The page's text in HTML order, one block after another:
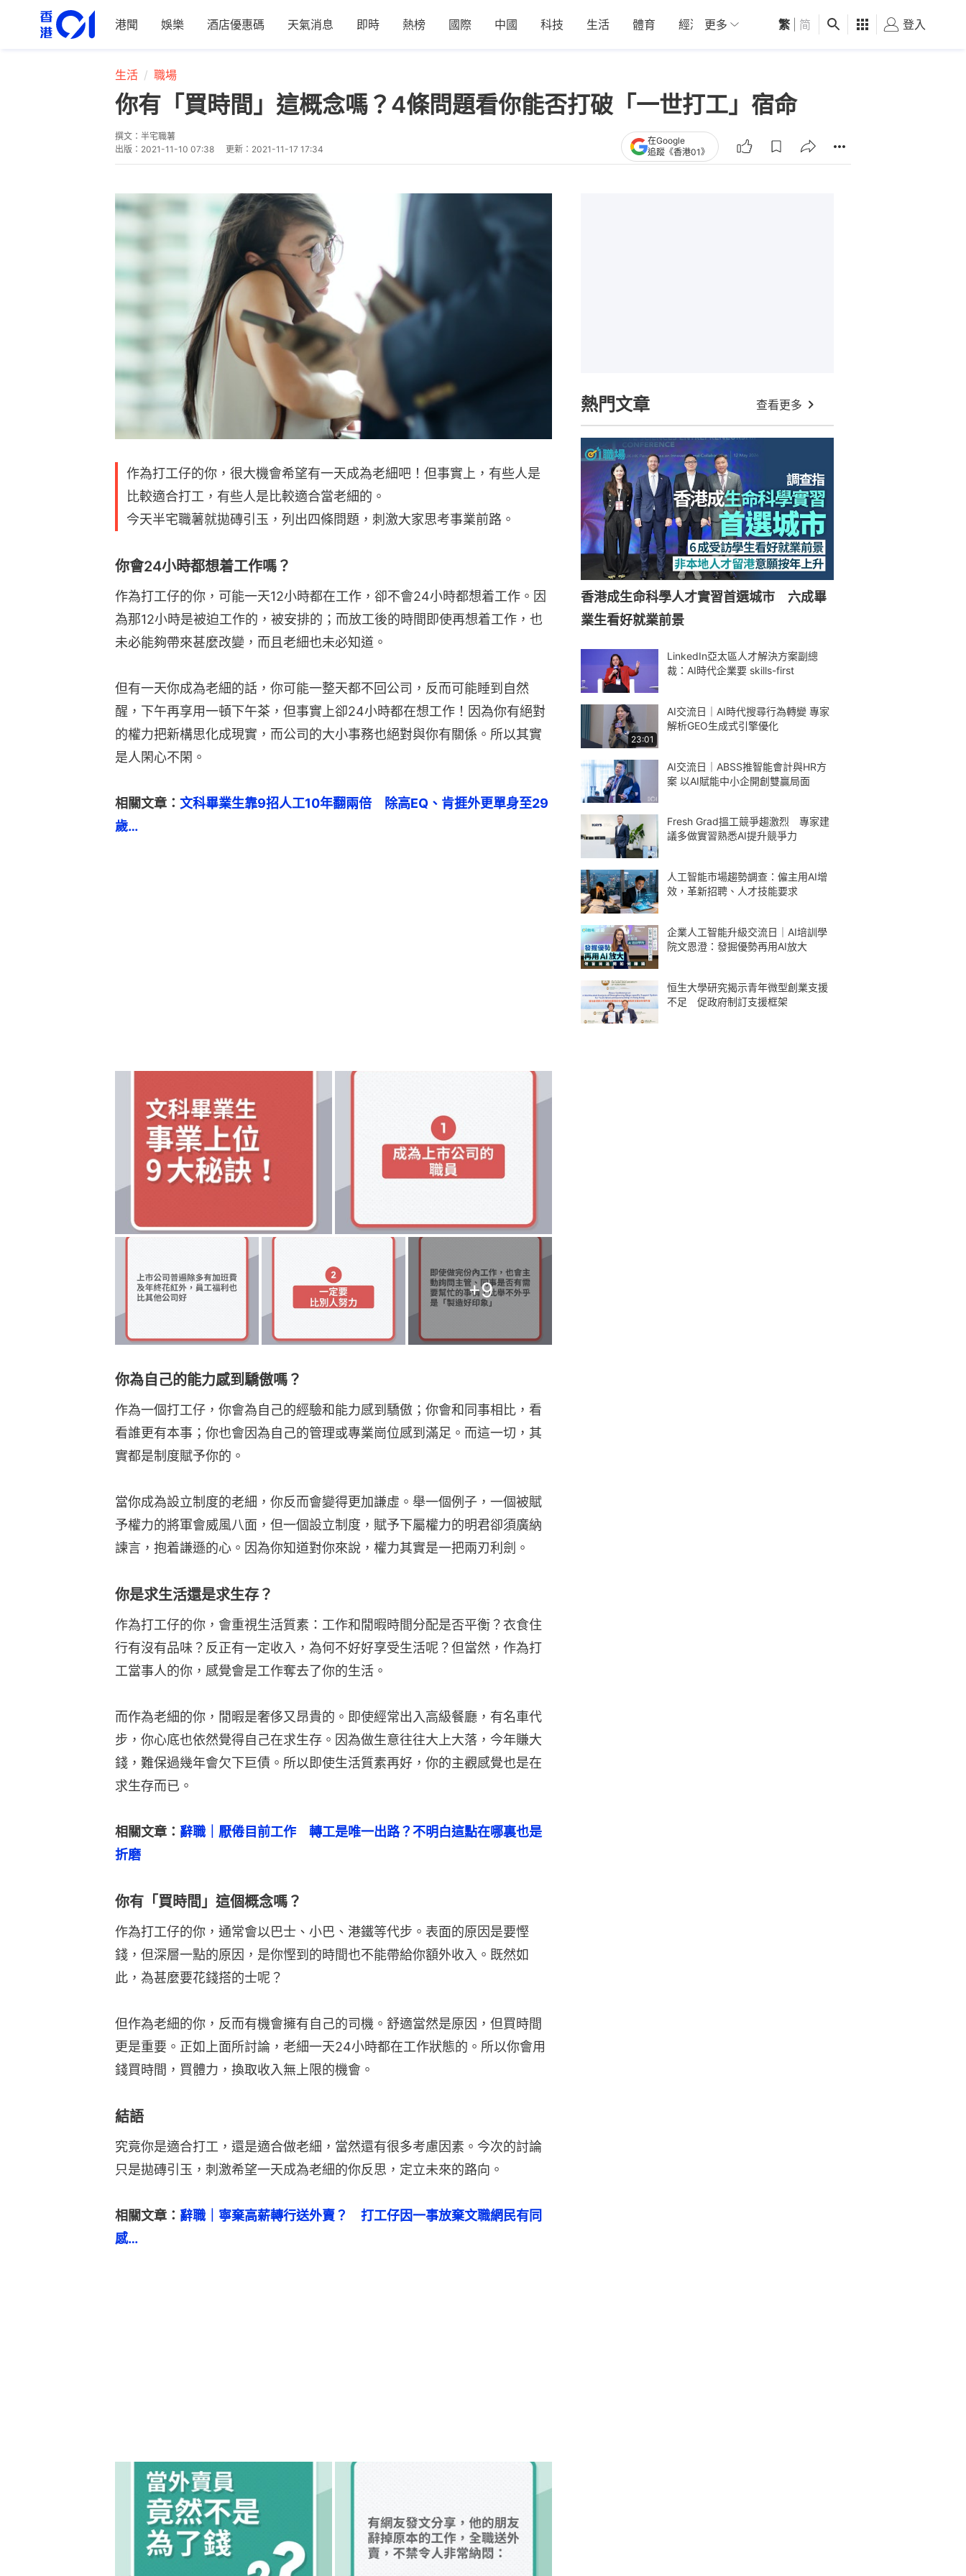
港聞 娛樂 酒店優惠碼 天氣消息 即時 熱榜 國際 中國 科技 生活 體育 經濟 01深圳 觀點 健康 好食玩飛
更多 繁 简 登入
生活 職場
你有「買時間」這概念嗎？4條問題看你能否打破「一世打工」宿命
撰文： 半宅職薯
出版： 2021-11-10 07:38 更新： 2021-11-17 17:34
在Google
追蹤《香港01》
作為打工仔的你，很大機會希望有一天成為老細吧！但事實上，有些人是
比較適合打工，有些人是比較適合當老細的。
今天半宅職薯就拋磚引玉，列出四條問題，刺激大家思考事業前路。
你會24小時都想着工作嗎？
作為打工仔的你，可能一天12小時都在工作，卻不會24小時都想着工作。因
為那12小時是被迫工作的，被安排的；而放工後的時間即使再想着工作，也
未必能夠帶來甚麼改變，而且老細也未必知道。
但有一天你成為老細的話，你可能一整天都不回公司，反而可能睡到自然
醒，下午再享用一頓下午茶，但事實上卻24小時都在想工作！因為你有絕對
的權力把新構思化成現實，而公司的大小事務也絕對與你有關係。所以其實
是人閑心不閑。
相關文章： 文科畢業生靠9招人工10年翻兩倍　除高EQ、肯捱外更單身至29
歲…
+9
你為自己的能力感到驕傲嗎？
作為一個打工仔，你會為自己的經驗和能力感到驕傲；你會和同事相比，看
看誰更有本事；你也會因為自己的管理或專業崗位感到滿足。而這一切，其
實都是制度賦予你的。
當你成為設立制度的老細，你反而會變得更加謙虛。舉一個例子，一個被賦
予權力的將軍會威風八面，但一個設立制度，賦予下屬權力的明君卻須廣納
諫言，抱着謙遜的心。因為你知道對你來說，權力其實是一把兩刃利劍。
你是求生活還是求生存？
作為打工仔的你，會重視生活質素：工作和閒暇時間分配是否平衡？衣食住
行有沒有品味？反正有一定收入，為何不好好享受生活呢？但當然，作為打
工當事人的你，感覺會是工作奪去了你的生活。
而作為老細的你，閒暇是奢侈又昂貴的。即使經常出入高級餐廳，有名車代
步，你心底也依然覺得自己在求生存。因為做生意往往大上大落，今年賺大
錢，難保過幾年會欠下巨債。所以即使生活質素再好，你的主觀感覺也是在
求生存而已。
相關文章： 辭職｜厭倦目前工作　轉工是唯一出路？不明白這點在哪裏也是
折磨
你有「買時間」這個概念嗎？
作為打工仔的你，通常會以巴士、小巴、港鐵等代步。表面的原因是要慳
錢，但深層一點的原因，是你慳到的時間也不能帶給你額外收入。既然如
此，為甚麼要花錢搭的士呢？
但作為老細的你，反而有機會擁有自己的司機。舒適當然是原因，但買時間
更是重要。正如上面所討論，老細一天24小時都在工作狀態的。所以你會用
錢買時間，買體力，換取收入無上限的機會。
結語
究竟你是適合打工，還是適合做老細，當然還有很多考慮因素。今次的討論
只是拋磚引玉，刺激希望一天成為老細的你反思，定立未來的路向。
相關文章： 辭職｜寧棄高薪轉行送外賣？　打工仔因一事放棄文職網民有同
感…
熱門文章 查看更多
香港成生命科學人才實習首選城市 六成畢
業生看好就業前景
LinkedIn亞太區人才解決方案副總
裁：AI時代企業要 skills-first
23:01
AI交流日｜AI時代搜尋行為轉變 專家
解析GEO生成式引擎優化
AI交流日｜ABSS推智能會計與HR方
案 以AI賦能中小企開創雙贏局面
Fresh Grad搵工競爭趨激烈 專家建
議多做實習熟悉AI提升競爭力
人工智能市場趨勢調查：僱主用AI增
效，革新招聘、人才技能要求
企業人工智能升級交流日｜AI培訓學
院文恩澄：發掘優勢再用AI放大
恒生大學研究揭示青年微型創業支援
不足 促政府制訂支援框架